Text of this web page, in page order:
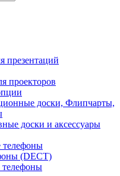
презентаций
проекторов
доски, Флипчарты,
доски и аксессуары
(DECT)